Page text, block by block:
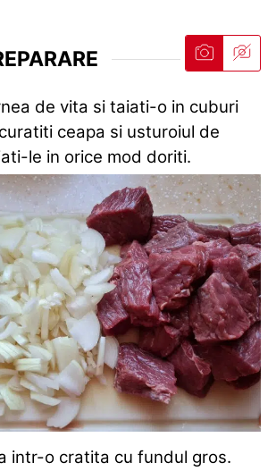
de vita si taiati-o in cuburi
ceapa si usturoiul de
le in orice mod doriti.
intr-o cratita cu fundul gros.